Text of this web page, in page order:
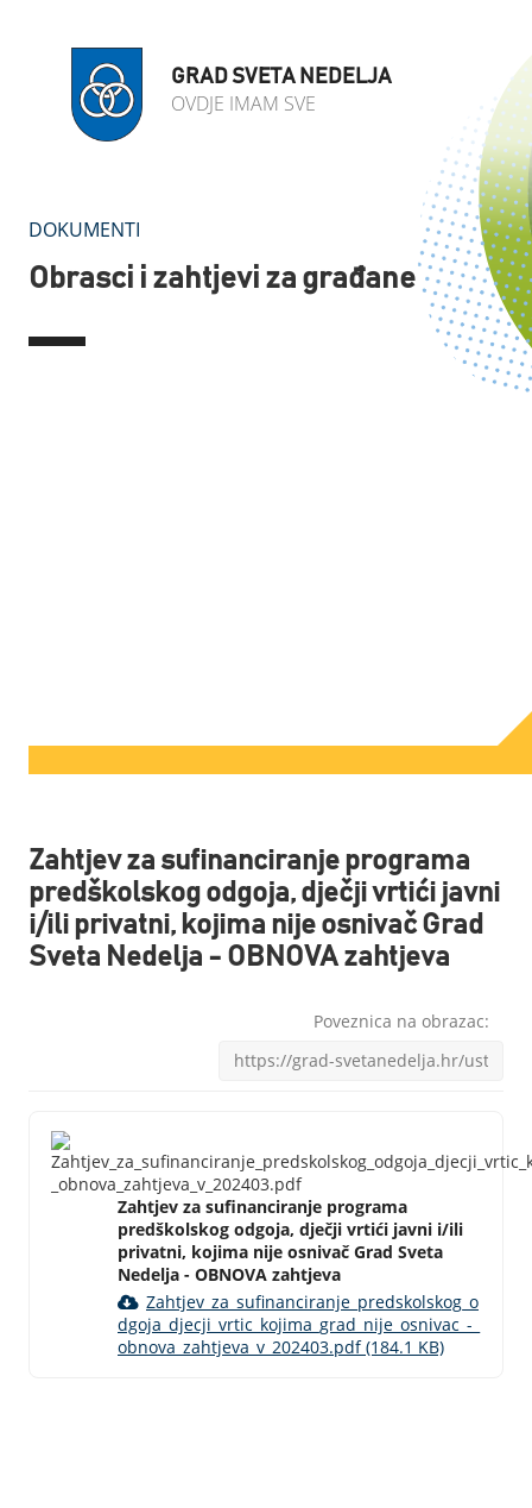
GRAD SVETA NEDELJA
OVDJE IMAM SVE
DOKUMENTI
Obrasci i zahtjevi za građane
Zahtjev za sufinanciranje programa
predškolskog odgoja, dječji vrtići javni
i/ili privatni, kojima nije osnivač Grad
Sveta Nedelja - OBNOVA zahtjeva
Poveznica na obrazac:
Zahtjev za sufinanciranje programa
predškolskog odgoja, dječji vrtići javni i/ili
privatni, kojima nije osnivač Grad Sveta
Nedelja - OBNOVA zahtjeva
Zahtjev_za_sufinanciranje_predskolskog_o
dgoja_djecji_vrtic_kojima_grad_nije_osnivac_-_
obnova_zahtjeva_v_202403.pdf (184.1 KB)